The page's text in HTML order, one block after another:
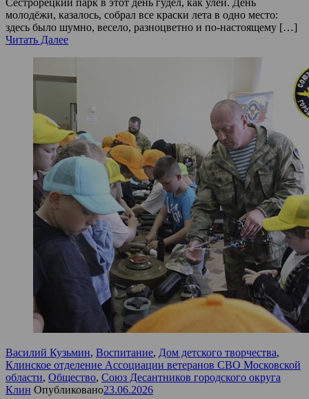
Сестрорецкий парк в этот день гудел, как улей. День
молодёжи, казалось, собрал все краски лета в одно место:
здесь было шумно, весело, разноцветно и по-настоящему […]
Читать Далее
Василий Кузьмин, Воспитание, Дом детского творчества,
Клинское отделение Ассоциации ветеранов СВО Московской
области, Общество, Союз Десантников городского округа
Клин Опубликовано23.06.2026